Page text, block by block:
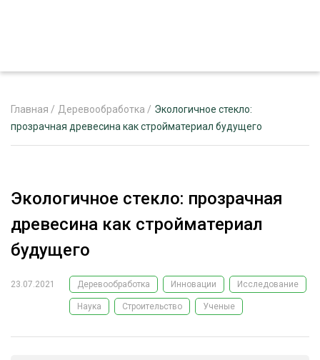
РЕКЛАМОДАТЕЛЯМ
ЛЕСНОЕ ХОЗЯЙСТВО
ЛЕСОЗАГОТОВКА
ОБРАБОТКА ДРЕВЕСИНЫ
ЭКСПЕРТНОЕ МНЕНИЕ
Главная / Деревообработка / Экологичное стекло:
прозрачная древесина как стройматериал будущего
Экологичное стекло: прозрачная
древесина как стройматериал
будущего
23.07.2021 Деревообработка Инновации Исследование
Наука Строительство Ученые